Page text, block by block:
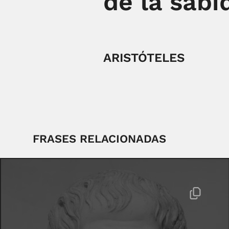
ARISTÓTELES
FRASES RELACIONADAS